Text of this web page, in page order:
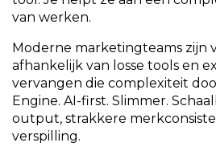
van werken.
Moderne marketingteams zijn
afhankelijk van losse tools en
vervangen die complexiteit
Engine. AI-first. Slimmer.
output, strakkere
verspilling.